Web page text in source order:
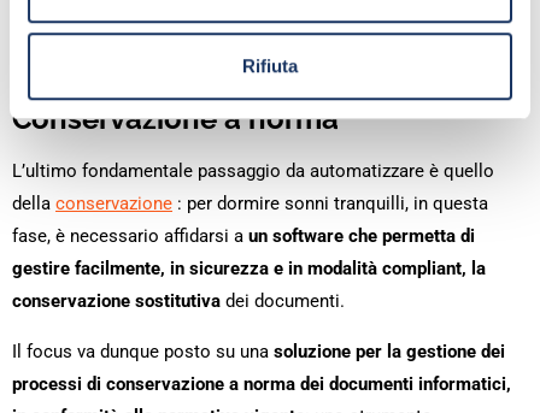
Rifiuta
Conservazione a norma
L’ultimo fondamentale passaggio da automatizzare è quello
della conservazione : per dormire sonni tranquilli, in questa
fase, è necessario affidarsi a un software che permetta di
gestire facilmente, in sicurezza e in modalità compliant, la
conservazione sostitutiva dei documenti.
Il focus va dunque posto su una soluzione per la gestione dei
processi di conservazione a norma dei documenti informatici,